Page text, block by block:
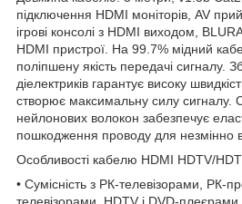
підключення HDMI моніторів, AV
ігрові консолі з HDMI виходом,
HDMI пристрої. На 99.7% мідний
поліпшену якість передачі сигналу.
діелектриків гарантує високу
створює максимальну силу сигналу.
нейлонових волокон забезпечує
пошкодження проводу для незмінно
Особливості кабелю HDMI HDTV/
• Сумісність з РК-телевізорами, РК-
телевізорами, HDTV і DVD-плеєрами,